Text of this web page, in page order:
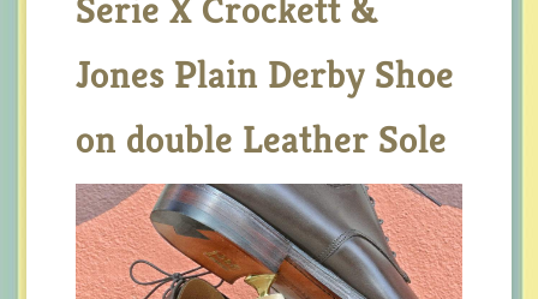
Serie X Crockett &
Jones Plain Derby Shoe
on double Leather Sole